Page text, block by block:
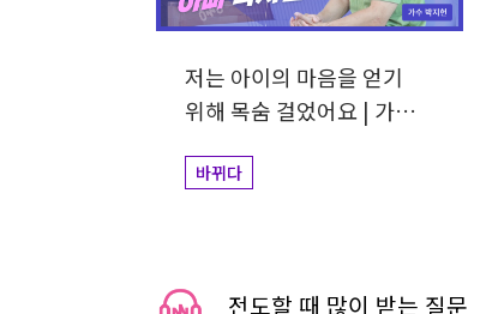
저는 아이의 마음을 얻기
위해 목숨 걸었어요 | 가수
바뀌다
전도할 때 많이 받는 질문